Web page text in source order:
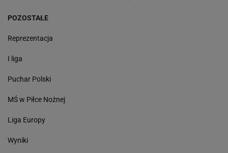
POZOSTAŁE
Reprezentacja
I liga
Puchar Polski
MŚ w Piłce Nożnej
Liga Europy
Wyniki